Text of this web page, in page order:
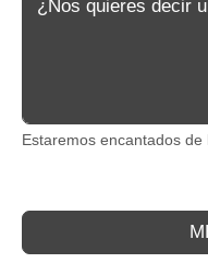
Estaremos encantados